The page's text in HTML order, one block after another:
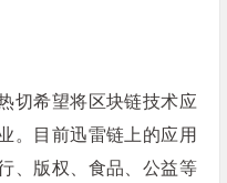
切希望将区块链技术应
。目前迅雷链上的应用
、版权、食品、公益等